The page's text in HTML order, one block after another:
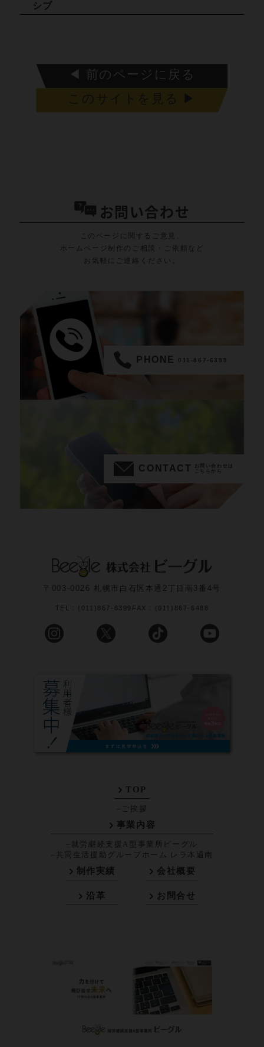
シブ
◀ 前のページに戻る
お問い合わせ
このページに関するご意見、
ホームページ制作のご相談・ご依頼など
お気軽にご連絡ください。
PHONE 011-867-6399
CONTACT
お問い合わせは
こちらから
〒003-0026 札幌市白石区本通2丁目南3番4号
TEL : (011)867-6399 FAX : (011)867-6488
TOP
–ご挨拶
事業内容
–就労継続支援A型事業所ビーグル
–共同生活援助グループホーム レラ本通南
制作実績 会社概要
沿革 お問合せ